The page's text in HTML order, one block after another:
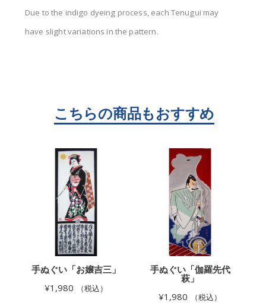
Due to the indigo dyeing process, each Tenugui may
have slight variations in the pattern.
手ぬぐい「お嬢吉三」
¥1,980 （税込）
手ぬぐい「伽羅先代
萩」
¥1,980 （税込）